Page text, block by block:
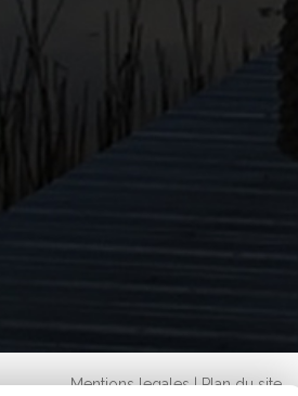
Mentions legales|Plan du site